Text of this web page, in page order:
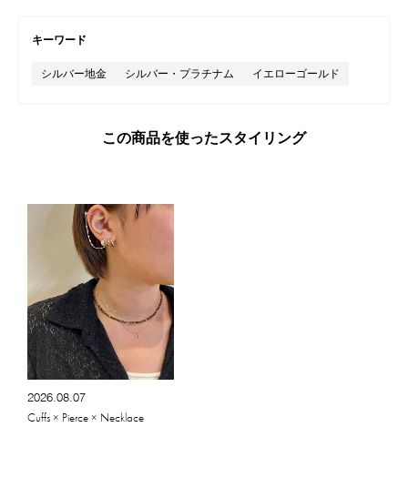
キーワード
シルバー地金 シルバー・プラチナム イエローゴールド
この商品を使ったスタイリング
2026.08.07
Cuffs × Pierce × Necklace